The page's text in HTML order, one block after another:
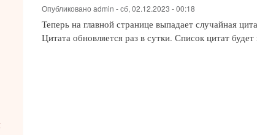
Опубликовано admin -сб, 02.12.2023 - 00:18
Теперь на главной странице выпадает случайная
Цитата обновляется раз в сутки. Список цитат будет